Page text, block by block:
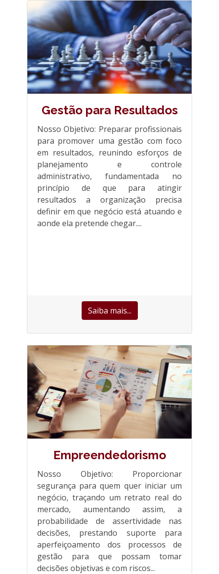
Gestão para Resultados
Nosso Objetivo: Preparar profissionais
para promover uma gestão com foco
em resultados, reunindo esforços de
planejamento e controle
administrativo, fundamentada no
princípio de que para atingir
resultados a organização precisa
definir em que negócio está atuando e
aonde ela pretende chegar....
Saiba mais...
Empreendedorismo
Nosso Objetivo: Proporcionar
segurança para quem quer iniciar um
negócio, traçando um retrato real do
mercado, aumentando assim, a
probabilidade de assertividade nas
decisões, prestando suporte para
aperfeiçoamento dos processos de
gestão para que possam tomar
decisões objetivas e com riscos...